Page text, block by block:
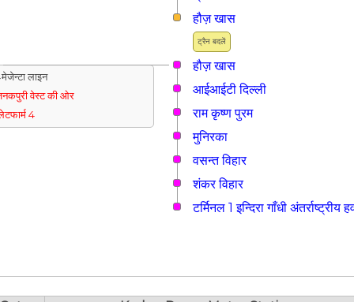
ट्रैन बदलें
हौज़ खास
हौज़ खास
लाइन
वेस्ट की ओर
4
आईआईटी दिल्ली
राम कृष्ण पुरम
मुनिरका
वसन्त विहार
शंकर विहार
टर्मिनल 1 इन्दिरा गाँधी अंतर्राष्ट्रीय